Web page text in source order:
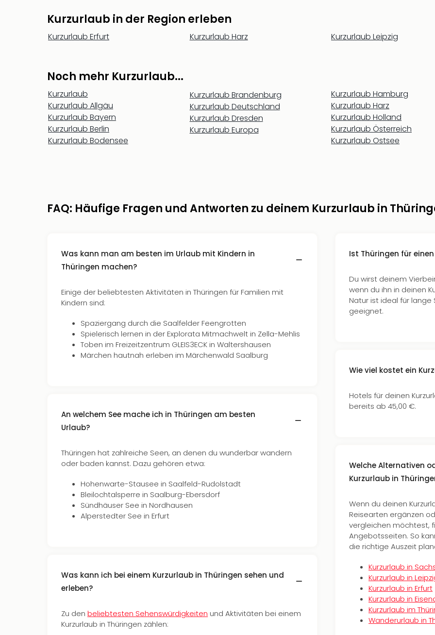
Kurzurlaub in der Region erleben
Kurzurlaub Erfurt Kurzurlaub Harz Kurzurlaub Leipzig
Noch mehr Kurzurlaub...
Kurzurlaub
Kurzurlaub Allgäu
Kurzurlaub Bayern
Kurzurlaub Berlin
Kurzurlaub Bodensee
Kurzurlaub Brandenburg
Kurzurlaub Deutschland
Kurzurlaub Dresden
Kurzurlaub Europa
Kurzurlaub Hamburg
Kurzurlaub Harz
Kurzurlaub Holland
Kurzurlaub Österreich
Kurzurlaub Ostsee
FAQ: Häufige Fragen und Antworten zu deinem Kurzurlaub in
Was kann man am besten im Urlaub mit Kindern in
Thüringen machen?
Einige der beliebtesten Aktivitäten in Thüringen für Familien mit
Kindern sind:
Spaziergang durch die Saalfelder Feengrotten
Spielerisch lernen in der Explorata Mitmachwelt in Zella-Mehlis
Toben im Freizeitzentrum GLEIS3ECK in Waltershausen
Märchen hautnah erleben im Märchenwald Saalburg
An welchem See mache ich in Thüringen am besten
Urlaub?
Thüringen hat zahlreiche Seen, an denen du wunderbar wandern
oder baden kannst. Dazu gehören etwa:
Hohenwarte-Stausee in Saalfeld-Rudolstadt
Bleilochtalsperre in Saalburg-Ebersdorf
Sündhäuser See in Nordhausen
Alperstedter See in Erfurt
Was kann ich bei einem Kurzurlaub in Thüringen sehen und
erleben?
Zu den beliebtesten Sehenswürdigkeiten und Aktivitäten bei einem
Kurzurlaub in Thüringen zählen:
Ist Thüringen für
Du wirst deinem
wenn du ihn in deinen
Natur ist ideal für
geeignet.
Wie viel kostet ein
Hotels für deinen
bereits ab 45,00 €.
Welche Alternativen
Kurzurlaub in
Wenn du deinen
Reisearten ergänzen
vergleichen möchtest,
Angebotsseiten. So
die richtige Auszeit
Kurzurlaub in
Kurzurlaub in
Kurzurlaub in Erfurt
Kurzurlaub in
Kurzurlaub im
Wanderurlaub in